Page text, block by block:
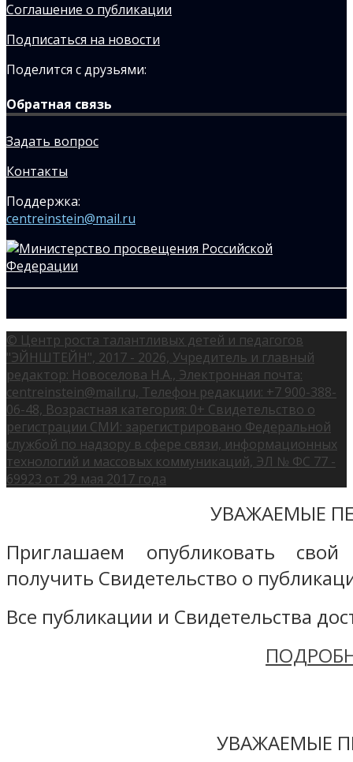
Соглашение о публикации
Подписаться на новости
Поделится с друзьями:
Обратная связь
Задать вопрос
Контакты
Поддержка:
centreinstein@mail.ru
© Центр роста талантливых детей и педагогов
"ЭЙНШТЕЙН", 2017 - 2026, Учредитель и главный
редактор: Новоселова Н.А., Электронная почта:
centreinstein@mail.ru, Телефон редакции: +7 900-388-
06-48, Возрастная категория: 0+ Свидетельство о
регистрации СМИ: зарегистрировано Федеральной
службой по надзору в сфере связи, информационных
технологий и массовых коммуникаций, ЭЛ № ФС 77 -
69923 от 29 мая 2017 года
УВАЖАЕМЫЕ
Приглашаем опубликовать
получить Свидетельство о
Все публикации и Свидетельства
УВАЖАЕМЫЕ